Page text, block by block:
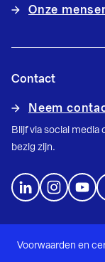
Onze
Contact
Neem
Blijf via social media
bezig zijn.
Voorwaarden en